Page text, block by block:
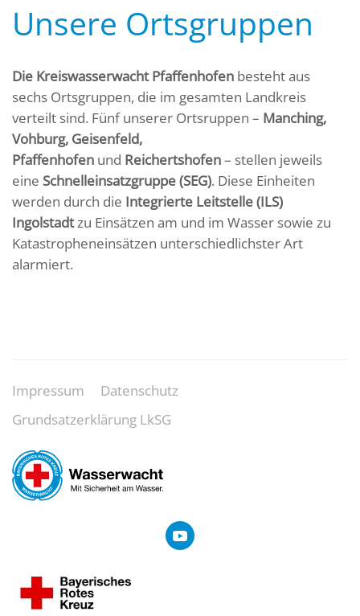
Unsere Ortsgruppen
Die Kreiswasserwacht Pfaffenhofen besteht aus
sechs Ortsgruppen, die im gesamten Landkreis
verteilt sind. Fünf unserer Ortsruppen – Manching,
Vohburg, Geisenfeld,
Pfaffenhofen und Reichertshofen– stellen jeweils
eine Schnelleinsatzgruppe (SEG). Diese Einheiten
werden durch die Integrierte Leitstelle (ILS)
Ingolstadtzu Einsätzen am und im Wasser sowie zu
Katastropheneinsätzen unterschiedlichster Art
alarmiert.
Impressum
Datenschutz
Grundsatzerklärung LkSG